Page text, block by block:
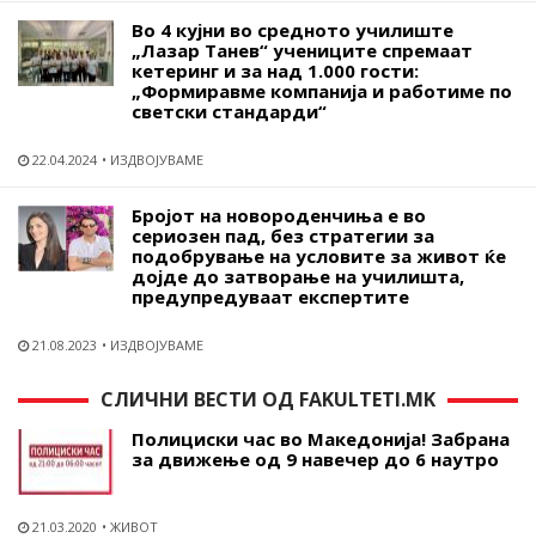
Во 4 кујни во средното училиште
„Лазар Танев“ учениците спремаат
кетеринг и за над 1.000 гости:
„Формиравме компанија и работиме по
светски стандарди“
22.04.2024 ИЗДВОЈУВАМЕ
Бројот на новороденчиња е во
сериозен пад, без стратегии за
подобрување на условите за живот ќе
дојде до затворање на училишта,
предупредуваат експертите
21.08.2023 ИЗДВОЈУВАМЕ
СЛИЧНИ ВЕСТИ ОД FAKULTETI.MK
Полициски час во Македонија! Забрана
за движење од 9 навечер до 6 наутро
21.03.2020 ЖИВОТ